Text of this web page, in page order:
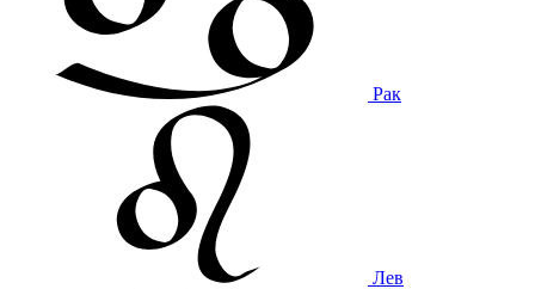
Рак
Лев